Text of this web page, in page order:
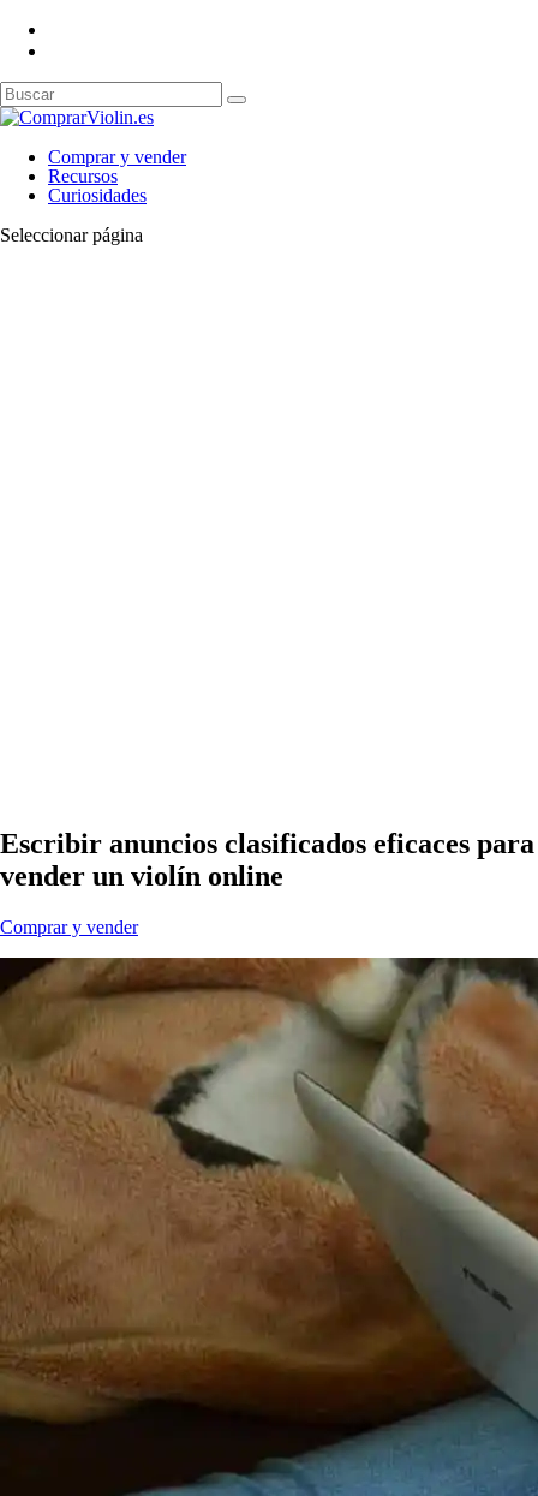
Comprar y vender
Recursos
Curiosidades
Seleccionar página
Escribir anuncios clasificados eficaces para
vender un violín online
Comprar y vender